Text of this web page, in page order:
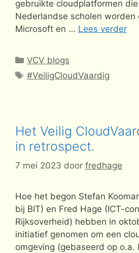
gebruikte cloudplatformen
Nederlandse scholen worden
Microsoft en … Lees verder
Categorieën
VCV blogs
Tags
#VeiligCloudVaardig
Het Veilig
in retrospect.
7 mei 2023 door fredhage
Hoe het begon Stefan
bij BIT) en Fred Hage (ICT-
Rijksoverheid) hebben in
initiatief genomen om een
omgeving (gebaseerd op o.a.